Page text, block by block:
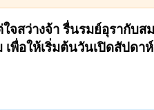
จสว่างจ้า รื่นรมย์อุรากับส
พื่อให้เริ่มต้นวันเปิดสัปด